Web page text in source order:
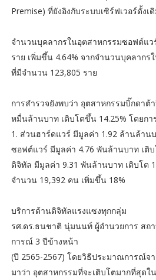
Premise) ที่ยังอิงกับระบบเซิร์ฟเวอร์ดั้งเ
จำนวนบุคลากรในอุตสาหกรรมซอฟต์แว
ราย เพิ่มขึ้น 4.64% จากจำนวนบุคลากร
ที่มีจำนวน 123,805 ราย
การสำรวจยังพบว่า อุตสาหกรรมบิ๊กดาต้
หมื่นล้านบาท เติบโตขึ้น 14.25% โดยก
1. ส่วนฮาร์ดแวร์ มีมูลค่า 1.92 ล้านล้าน
ซอฟต์แวร์ มีมูลค่า 4.76 พันล้านบาท เติบ
ดิจิทัล มีมูลค่า 9.31 พันล้านบาท เติบโต
จำนวน 19,392 คน เพิ่มขึ้น 18%
บริการด้านดิจิทัลแรงแซงทุกกลุ่ม
รศ.ดร.ธนชาติ นุ่มนนท์ ผู้อำนวยการ สถ
การณ์ 3 ปีข้างหน้า
(ปี 2565-2567) โดยวิธีประมาณการณ์จ
มาว่า อุตสาหกรรมที่จะเติบโตมากที่สุดใ